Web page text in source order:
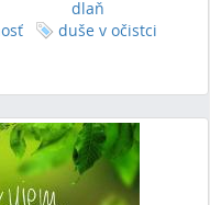
dlaň
duše v očistci